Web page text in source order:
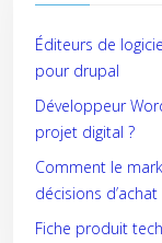
Éditeurs de
pour drupal
Développeur
projet digital ?
Comment le
décisions d’achat
Fiche produit